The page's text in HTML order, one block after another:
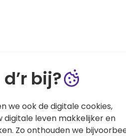
bij?
we ook de digitale cookies,
digitale leven makkelijker en
Zo onthouden we